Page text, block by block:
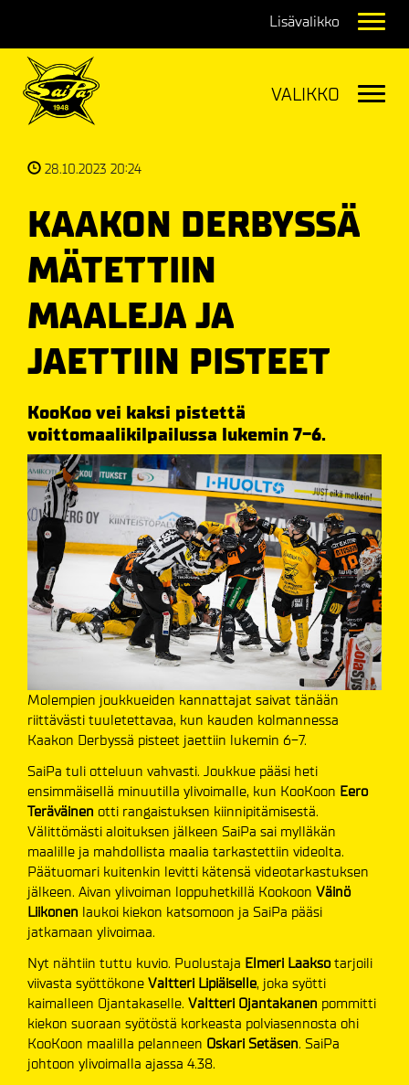
28.10.2023 20:24
KAAKON DERBYSSÄ
MÄTETTIIN
MAALEJA JA
JAETTIIN PISTEET
KooKoo vei kaksi pistettä
voittomaalikilpailussa lukemin 7-6.
Molempien joukkueiden kannattajat saivat tänään
riittävästi tuuletettavaa, kun kauden kolmannessa
Kaakon Derbyssä pisteet jaettiin lukemin 6-7.
SaiPa tuli otteluun vahvasti. Joukkue pääsi heti
ensimmäisellä minuutilla ylivoimalle, kun KooKoon Eero
Teräväinen otti rangaistuksen kiinnipitämisestä.
Välittömästi aloituksen jälkeen SaiPa sai mylläkän
maalille ja mahdollista maalia tarkastettiin videolta.
Päätuomari kuitenkin levitti kätensä videotarkastuksen
jälkeen. Aivan ylivoiman loppuhetkillä Kookoon Väinö
Liikonen laukoi kiekon katsomoon ja SaiPa pääsi
jatkamaan ylivoimaa.
Nyt nähtiin tuttu kuvio. Puolustaja Elmeri Laaksotarjoili
viivasta syöttökone Valtteri Lipiäiselle, joka syötti
kaimalleen Ojantakaselle. Valtteri Ojantakanen pommitti
kiekon suoraan syötöstä korkeasta polviasennosta ohi
KooKoon maalilla pelanneen Oskari Setäsen. SaiPa
johtoon ylivoimalla ajassa 4.38.